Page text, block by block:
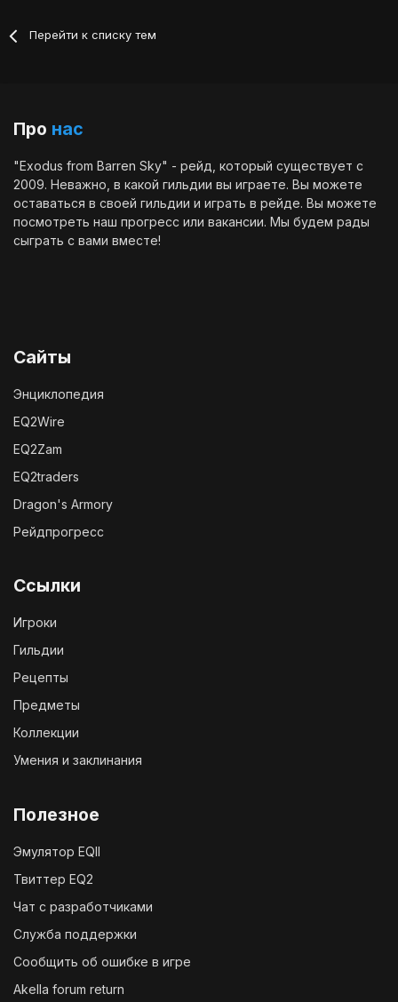
Перейти к списку тем
Про нас
"Exodus from Barren Sky" - рейд, который существует с
2009. Неважно, в какой гильдии вы играете. Вы можете
оставаться в своей гильдии и играть в рейде. Вы можете
посмотреть наш прогресс или вакансии. Мы будем рады
сыграть с вами вместе!
Сайты
Энциклопедия
EQ2Wire
EQ2Zam
EQ2traders
Dragon's Armory
Рейдпрогресс
Ссылки
Игроки
Гильдии
Рецепты
Предметы
Коллекции
Умения и заклинания
Полезное
Эмулятор EQII
Твиттер EQ2
Чат с разработчиками
Служба поддержки
Сообщить об ошибке в игре
Akella forum return